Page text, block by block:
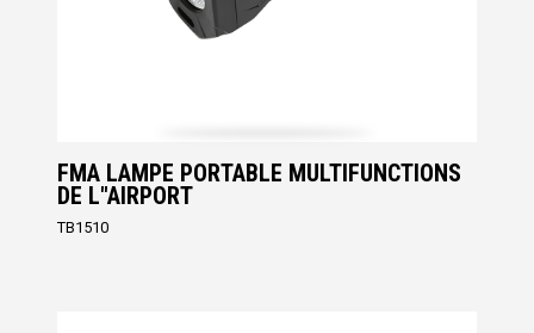
FMA LAMPE PORTABLE MULTIFUNCTIONS
DE L"AIRPORT
TB1510